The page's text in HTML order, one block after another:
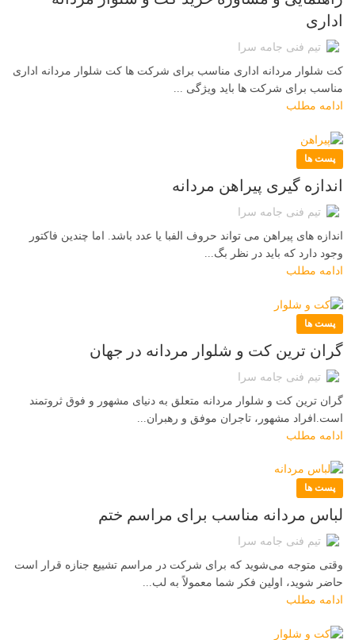
اداری
تیم فنی جامه سرا
کت شلوار مردانه اداری مناسب برای شرکت ها کت شلوار مردانه اداری
مناسب برای شرکت ها باید ویژگی ...
ادامه مطلب
پست ها
اندازه گیری پیراهن مردانه
تیم فنی جامه سرا
اندازه های پیراهن می تواند حروف الفبا یا عدد باشد. اما چندین فاکتور
وجود دارد که باید در نظر بگ...
ادامه مطلب
پست ها
گران ترین کت و شلوار مردانه در جهان
تیم فنی جامه سرا
گران ترین کت و شلوار مردانه متعلق به دنیای مشهور و فوق ثروتمند
است.افراد مشهور، تاجران موفق و رهبران...
ادامه مطلب
پست ها
لباس مردانه مناسب برای مراسم ختم
تیم فنی جامه سرا
وقتی متوجه می‌شوید که برای شرکت در مراسم تشییع جنازه قرار است
حاضر شوید، اولین فکر شما معمولاً به لب...
ادامه مطلب